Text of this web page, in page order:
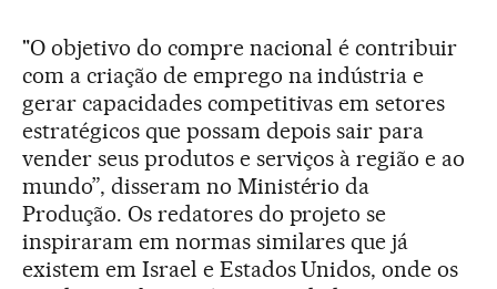
"O objetivo do compre nacional é contribuir
com a criação de emprego na indústria e
gerar capacidades competitivas em setores
estratégicos que possam depois sair para
vender seus produtos e serviços à região e ao
mundo”, disseram no Ministério da
Produção. Os redatores do projeto se
inspiraram em normas similares que já
existem em Israel e Estados Unidos, onde os